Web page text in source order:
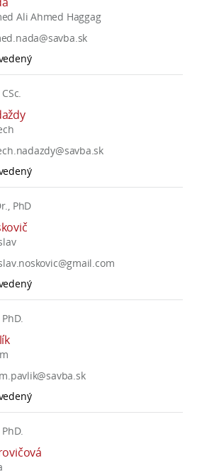
Ali Ahmed Haggag
PhD